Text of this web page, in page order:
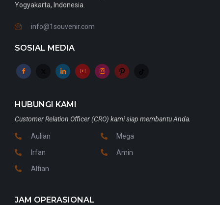
Yogyakarta, Indonesia.
info@1souvenir.com
SOSIAL MEDIA
HUBUNGI KAMI
Customer Relation Officer (CRO) kami siap membantu Anda.
Aulian
Irfan
Alfian
Mega
Amin
JAM OPERASIONAL